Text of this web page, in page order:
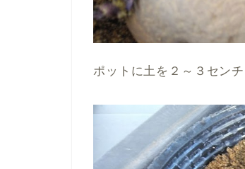
ポットに土を２～３セン